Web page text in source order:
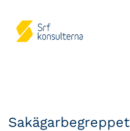
Sakägarbegreppet